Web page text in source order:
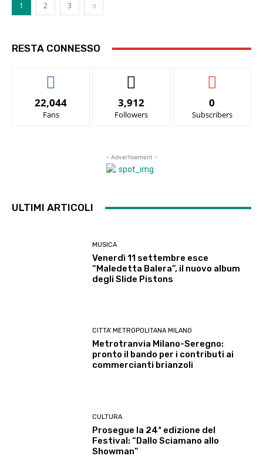
1 2 3
RESTA CONNESSO
22,044
Fans
3,912
Followers
0
Subscribers
- Advertisement -
ULTIMI ARTICOLI
MUSICA
Venerdì 11 settembre esce
“Maledetta Balera”, il nuovo album
degli Slide Pistons
CITTA' METROPOLITANA MILANO
Metrotranvia Milano-Seregno:
pronto il bando per i contributi ai
commercianti brianzoli
CULTURA
Prosegue la 24ª edizione del
Festival: “Dallo Sciamano allo
Showman”